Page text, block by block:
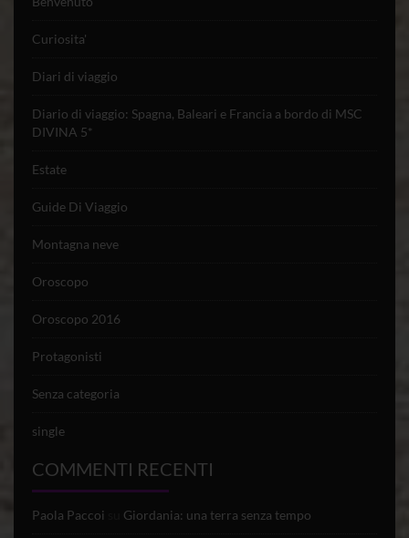
Curiosita'
Diari di viaggio
Diario di viaggio: Spagna, Baleari e Francia a bordo di MSC
DIVINA 5*
Estate
Guide Di Viaggio
Montagna neve
Oroscopo
Oroscopo 2016
Protagonisti
Senza categoria
single
COMMENTI RECENTI
Paola Paccoi Giordania: una terra senza tempo